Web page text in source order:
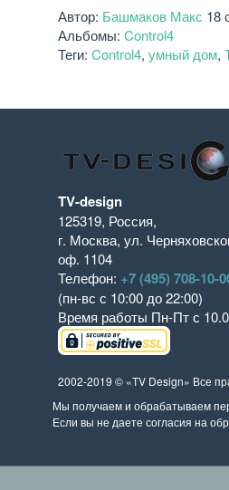
Автор: Башмаков Макс 18
Альбомы: Control4
Теги: Control4, умный дом,
TV-design
125319, Россия,
г. Москва, ул.
оф. 1104
Телефон: +7 (495) 708-10-
(пн-вс с 10:00 до 22:00)
Время работы Пн-Пт с
2002-2019 © «TV Design» Все
Мы получаем и обрабатываем
Если вы не даете согласия на